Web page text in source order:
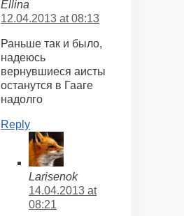
Ellina
12.04.2013 at 08:13
Раньше так и было,
надеюсь
вернувшиеся аисты
останутся в Гааге
надолго
Reply
Larisenok
14.04.2013 at
08:21